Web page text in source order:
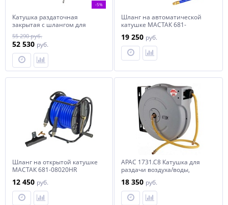
-5%
Катушка раздаточная
закрытая с шлангом для
воздуха и воды 1/2", 15 м, 20
бар, RAASM, 8440.104
55 290 руб.
52 530 руб.
Шланг на автоматической
катушке МАСТАК 681-
19 250 руб.
Шланг на открытой катушке
МАСТАК 681-08020HR
12 450 руб.
APAC 1731.C8 Катушка для
раздачи воздуха/воды,
18 350 руб.